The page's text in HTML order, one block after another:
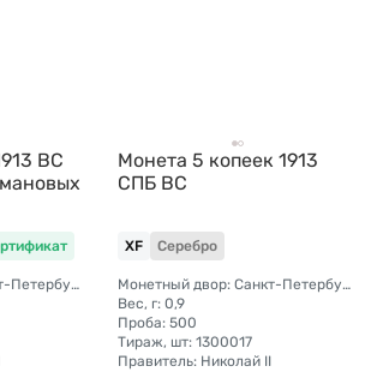
ВС
Монетный двор: Санкт-Петербургский монетный двор
Монета 5 копеек 1913
СПБ ВС
XF Серебро
Монетный двор: Санкт-Петербургский монетный двор
Вес, г: 0,9
Проба: 500
Тираж, шт: 1300017
Правитель: Николай II